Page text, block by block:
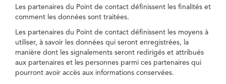
Les partenaires du Point de contact définissent les finalités et
comment les données sont traitées.
Les partenaires du Point de contact définissent les moyens à
utiliser, à savoir les données qui seront enregistrées, la
manière dont les signalements seront redirigés et attribués
aux partenaires et les personnes parmi ces partenaires qui
pourront avoir accès aux informations conservées.